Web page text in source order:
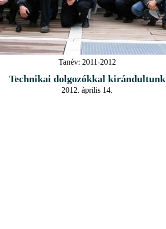
Tanév: 2011-2012
Technikai dolgozókkal kirándultunk
2012. április 14.